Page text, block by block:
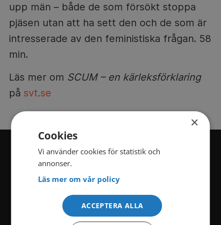
upp män – både de som försökt stoppa
pjäsen utan att ha sett den och de som är
intresserade av den feministiska frågan. 58
min.
Läs mer om SCUM – en kärleksförklaring
på svt.se
Film Serier
×
Cookies
Vi använder cookies för statistik och
annonser.
Läs mer om vår policy
ACCEPTERA ALLA